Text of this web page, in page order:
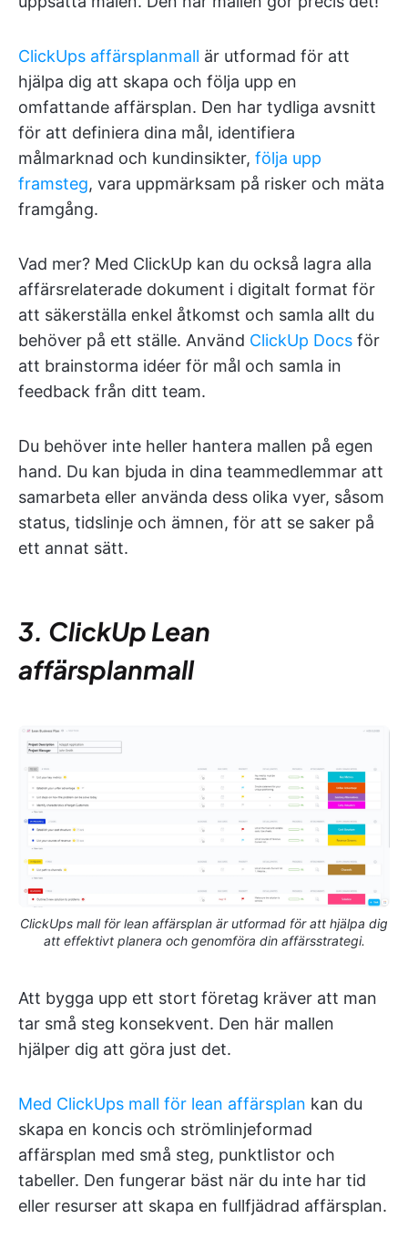
ClickUps affärsplanmall är utformad för att
hjälpa dig att skapa och följa upp en
omfattande affärsplan. Den har tydliga avsnitt
för att definiera dina mål, identifiera
målmarknad och kundinsikter, följa upp
framsteg, vara uppmärksam på risker och mäta
framgång.
Vad mer? Med ClickUp kan du också lagra alla
affärsrelaterade dokument i digitalt format för
att säkerställa enkel åtkomst och samla allt du
behöver på ett ställe. Använd ClickUp Docs för
att brainstorma idéer för mål och samla in
feedback från ditt team.
Du behöver inte heller hantera mallen på egen
hand. Du kan bjuda in dina teammedlemmar att
samarbeta eller använda dess olika vyer, såsom
status, tidslinje och ämnen, för att se saker på
ett annat sätt.
3. ClickUp Lean
affärsplanmall
ClickUps mall för lean affärsplan är utformad för att hjälpa dig
att effektivt planera och genomföra din affärsstrategi.
Att bygga upp ett stort företag kräver att man
tar små steg konsekvent. Den här mallen
hjälper dig att göra just det.
Med ClickUps mall för lean affärsplan kan du
skapa en koncis och strömlinjeformad
affärsplan med små steg, punktlistor och
tabeller. Den fungerar bäst när du inte har tid
eller resurser att skapa en fullfjädrad affärsplan.